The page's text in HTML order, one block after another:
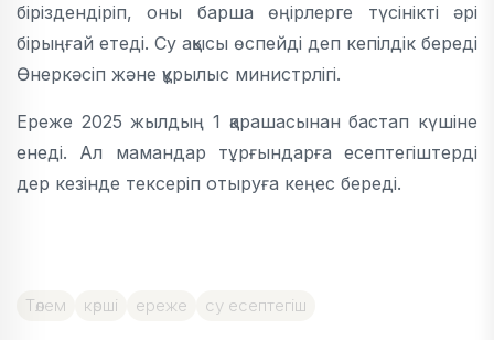
біріздендіріп, оны барша өңірлерге түсінікті әрі
бірыңғай етеді. Су ақысы өспейді деп кепілдік береді
Өнеркәсіп және құрылыс министрлігі.
Ереже 2025 жылдың 1 қарашасынан бастап күшіне
енеді. Ал мамандар тұрғындарға есептегіштерді
дер кезінде тексеріп отыруға кеңес береді.
Төлем көрші ереже су есептегіш